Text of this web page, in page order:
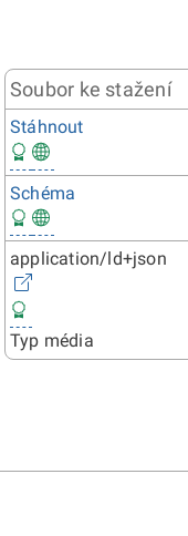
Soubor ke stažení
Stáhnout
Schéma
application/ld+json
Typ média